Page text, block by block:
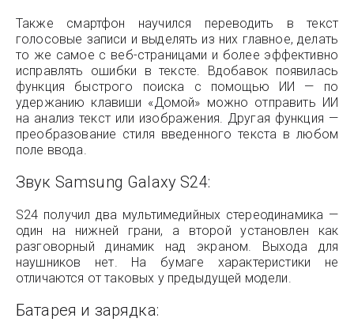
Также смартфон научился переводить в текст
голосовые записи и выделять из них главное, делать
то же самое с веб-страницами и более эффективно
исправлять ошибки в тексте. Вдобавок появилась
функция быстрого поиска с помощью ИИ — по
удержанию клавиши «Домой» можно отправить ИИ
на анализ текст или изображения. Другая функция —
преобразование стиля введенного текста в любом
поле ввода.
Звук Samsung Galaxy S24:
S24 получил два мультимедийных стереодинамика —
один на нижней грани, а второй установлен как
разговорный динамик над экраном. Выхода для
наушников нет. На бумаге характеристики не
отличаются от таковых у предыдущей модели.
Батарея и зарядка: